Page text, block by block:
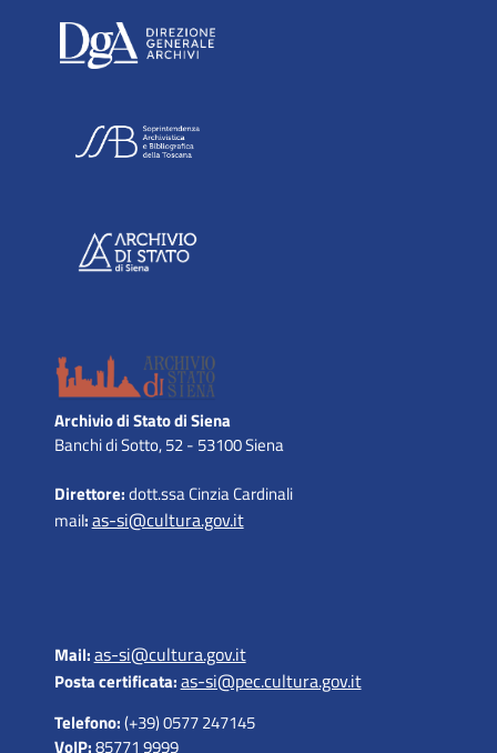
Archivio di Stato di Siena
Banchi di Sotto, 52 - 53100 Siena
Direttore:dott.ssa Cinzia Cardinali
mail:as-si@cultura.gov.it
Mail:as-si@cultura.gov.it
Posta certificata:as-si@pec.cultura.gov.it
Telefono:(+39) 0577 247145
VoIP:85771 9999